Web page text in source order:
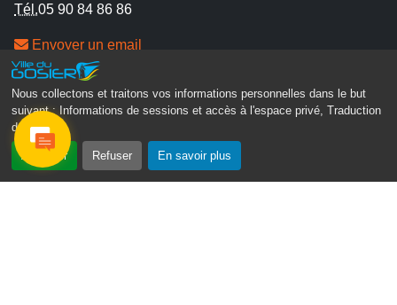
Nous collectons et traitons vos informations personnelles dans le but
suivant :
Informations de sessions et accès à l'espace privé, Traduction
des pages .
Accepter Refuser En savoir plus
Tél.05 90 84 86 86
Envoyer un email
Contacter la P.R.A.D.A
Contactez le délégué à la protection des données
personnelles - D.P.O
Suivez-nous